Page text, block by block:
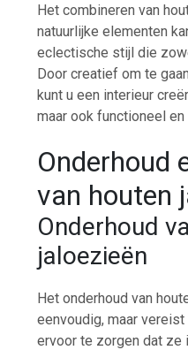
Het combineren van
natuurlijke elementen
eclectische stijl die
Door creatief om te
kunt u een interieur
maar ook functioneel en
Onderhoud
van houten
Onderhoud
jaloezieën
Het onderhoud van
eenvoudig, maar
ervoor te zorgen dat ze